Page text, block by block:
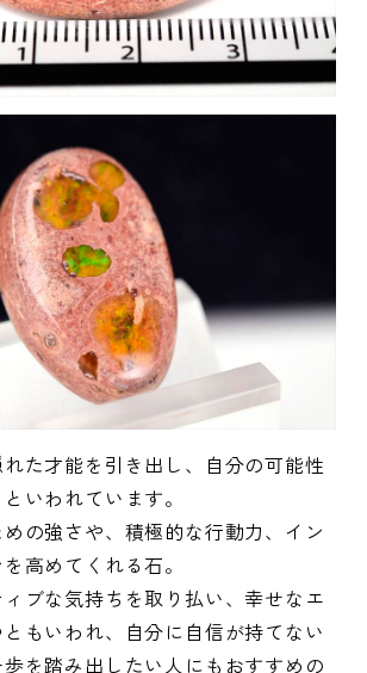
た才能を引き出し、自分の可能性
いわれています。
の強さや、積極的な行動力、イン
高めてくれる石。
ブな気持ちを取り払い、幸せなエ
もいわれ、自分に自信が持てない
を踏み出したい人にもおすすめの